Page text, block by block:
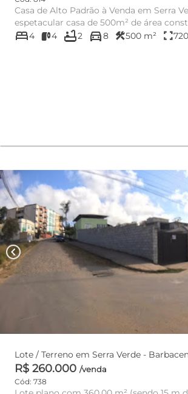
Casa de Alto Padrão à Venda em Serra Verde
espetacular casa de 500m² de área
distribuída em 3 pavi...
bed4 4 bathtub2 directions_car8 construction500 m² fullscreen
chevron_left
Lote / Terreno em Serra Verde -
R$ 260.000 /venda
Cód: 738